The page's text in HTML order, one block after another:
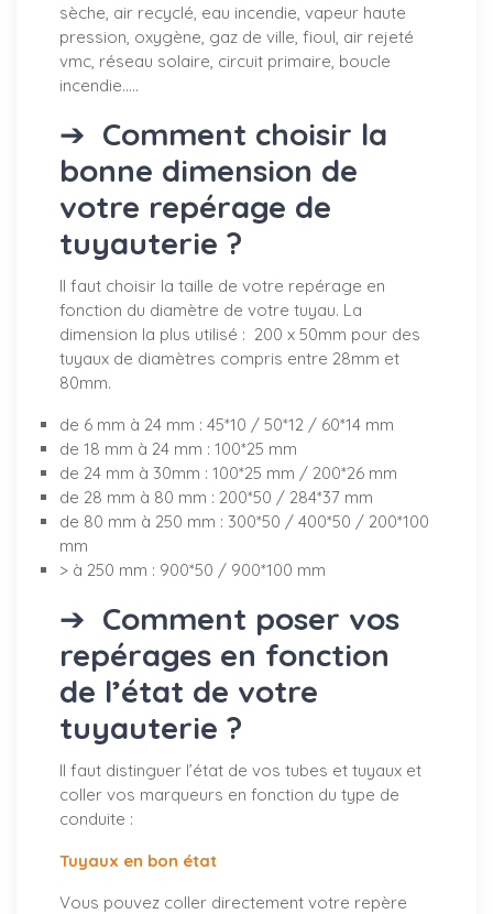
sèche, air recyclé, eau incendie, vapeur haute
pression, oxygène, gaz de ville, fioul, air rejeté
vmc, réseau solaire, circuit primaire, boucle
incendie.....
➔ Comment choisir la
bonne dimension de
votre repérage de
tuyauterie ?
Il faut choisir la taille de votre repérage en
fonction du diamètre de votre tuyau. La
dimension la plus utilisé : 200 x 50mm pour des
tuyaux de diamètres compris entre 28mm et
80mm.
de 6 mm à 24 mm : 45*10 / 50*12 / 60*14 mm
de 18 mm à 24 mm : 100*25 mm
de 24 mm à 30mm : 100*25 mm / 200*26 mm
de 28 mm à 80 mm : 200*50 / 284*37 mm
de 80 mm à 250 mm : 300*50 / 400*50 / 200*100
mm
> à 250 mm : 900*50 / 900*100 mm
➔ Comment poser vos
repérages en fonction
de l’état de votre
tuyauterie ?
Il faut distinguer l’état de vos tubes et tuyaux et
coller vos marqueurs en fonction du type de
conduite :
Tuyaux en bon état
Vous pouvez coller directement votre repère